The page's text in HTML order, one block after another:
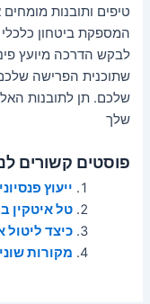
טיפים ותובנות
המספקת ביטחון
לבקש הדרכה מיועץ
שתוכנית הפרישה
שלכם. תן לתובנות
שלך
פוסטים קשורים
ייעוץ
טל איטקין
כיצד
מקורות